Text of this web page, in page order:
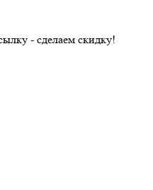
- сделаем скидку!